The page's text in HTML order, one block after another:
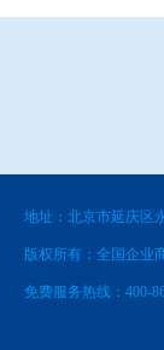
地址：北京市延庆区
版权所有：全国企业
免费服务热线：